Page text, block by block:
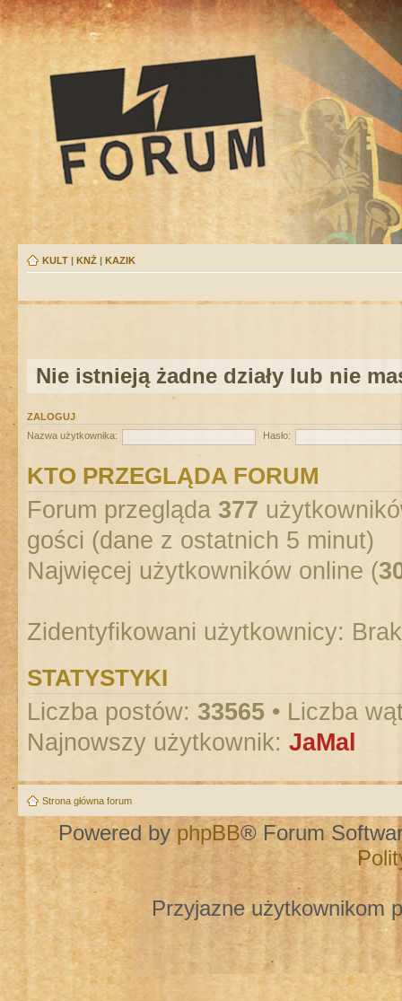
KULT | KNŻ | KAZIK
Nie istnieją żadne działy lub nie
ZALOGUJ
Nazwa użytkownika:
Hasło:
KTO PRZEGLĄDA FORUM
Forum przegląda 377
gości (dane z ostatnich 5 minut)
Najwięcej użytkowników online (
Zidentyfikowani użytkownicy:
STATYSTYKI
Liczba postów: 33565 • Liczba
Najnowszy użytkownik: JaMal
Strona główna forum
Powered by phpBB® Forum
Przyjazne użytkownikom